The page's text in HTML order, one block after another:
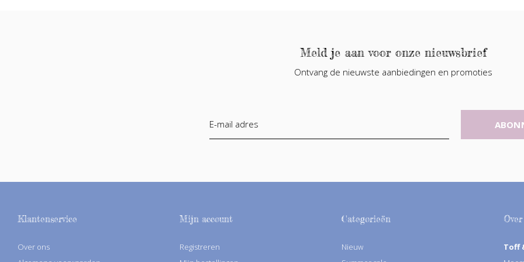
Meld je aan voor onze nieuwsbrief
Ontvang de nieuwste aanbiedingen en promoties
Klantenservice
Over ons
Mijn account
Registreren
Categorieën
Nieuw
Toff